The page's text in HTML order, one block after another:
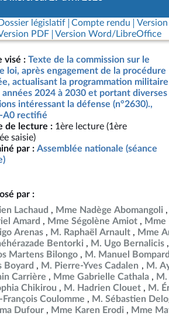
Dossier législatif Compte rendu
PDF
Version Word/LibreOffice
visé : Texte de la commission sur le
loi, après engagement de la procédure
actualisant la programmation militaire
années 2024 à 2030 et portant diverses
intéressant la défense (n°2630).,
A0 rectifié
de lecture : 1ère lecture (1ère
saisie)
par : Assemblée nationale (séance
par :
Lachaud
Mme Nadège Abomangoli
Amard
Mme Ségolène Amiot
Mme
Arenas
M. Raphaël Arnault
Mme
Bentorki
M. Ugo Bernalicis
Martens Bilongo
M. Manuel Bompard
Boyard
M. Pierre-Yves Cadalen
M.
Carrière
Mme Gabrielle Cathala
Chikirou
M. Hadrien Clouet
M.
François Coulomme
M. Sébastien
Dufour
Mme Karen Erodi
Mme